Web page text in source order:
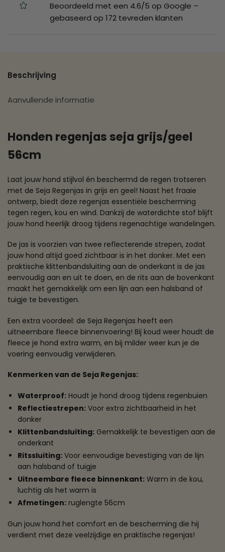
Beoordeeld met een 4.6/5 op Google –
gebaseerd op 172 tevreden klanten
Beschrijving
Aanvullende informatie
Honden regenjas seja grijs/geel
56cm
Laat jouw hond stijlvol én beschermd de regen trotseren
met de Seja Regenjas in grijs en geel! Naast het fraaie
ontwerp, biedt deze regenjas essentiële bescherming
tegen regen, kou en wind. Dankzij de waterdichte stof blijft
jouw hond heerlijk droog tijdens regenachtige wandelingen.
De jas is voorzien van twee reflecterende strepen, zodat
jouw hond altijd goed zichtbaar is in het donker. Met een
praktische klittenbandsluiting aan de onderkant is de jas
eenvoudig aan en uit te doen, en de rits aan de bovenkant
maakt het gemakkelijk om een lijn aan een halsband of
tuigje te bevestigen.
Een extra voordeel: de Seja Regenjas heeft een
uitneembare fleece binnenvoering! Bij koud weer houdt de
fleece je hond extra warm, en bij milder weer kun je de
voering eenvoudig verwijderen.
Kenmerken van de Seja Regenjas:
Waterproof: Houdt je hond droog tijdens regenbuien
Reflectiestrepen: Voor extra zichtbaarheid in het
donker
Klittenbandsluiting: Gemakkelijk te bevestigen aan de
onderkant
Ritssluiting: Voor eenvoudige bevestiging van de lijn
aan halsband of tuigje
Uitneembare fleece binnenkant: Warm in de kou,
luchtig als het warm is
Afmetingen: ruglengte 56cm
Gun jouw hond het comfort en de bescherming die hij
verdient met deze veelzijdige en praktische regenjas!